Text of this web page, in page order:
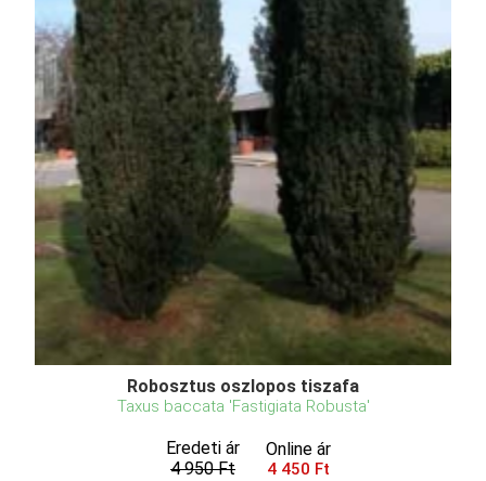
Robosztus oszlopos tiszafa
Taxus baccata 'Fastigiata Robusta'
Eredeti ár
4 950 Ft
Online ár
4 450 Ft